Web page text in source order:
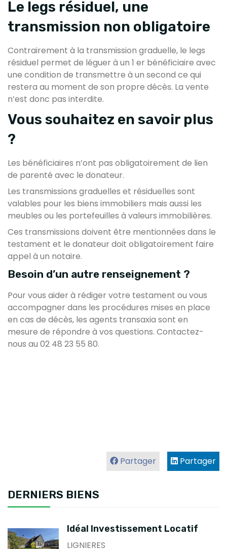
Le legs résiduel, une
transmission non obligatoire
Contrairement à la transmission graduelle, le legs
résiduel permet de léguer à un 1 er bénéficiaire avec
une condition de transmettre à un second ce qui
restera au moment de son propre décès. La vente
n’est donc pas interdite.
Vous souhaitez en savoir plus
?
Les bénéficiaires n’ont pas obligatoirement de lien
de parenté avec le donateur.
Les transmissions graduelles et résiduelles sont
valables pour les biens immobiliers mais aussi les
meubles ou les portefeuilles à valeurs immobilières.
Ces transmissions doivent être mentionnées dans le
testament et le donateur doit obligatoirement faire
appel à un notaire.
Besoin d’un autre renseignement ?
Pour vous aider à rédiger votre testament ou vous
accompagner dans les procédures mises en place
en cas de décès, les agents transaxia sont en
mesure de répondre à vos questions. Contactez-
nous au 02 48 23 55 80.
Partager
Partager
DERNIERS BIENS
Idéal Investissement Locatif
LIGNIERES